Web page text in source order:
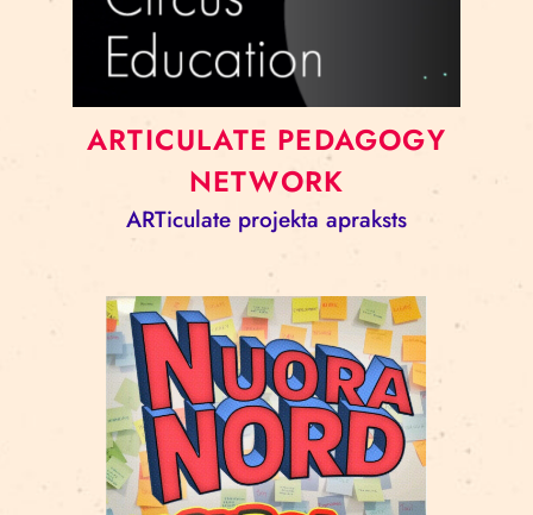
ARTICULATE PEDAGOGY
NETWORK
ARTiculate projekta apraksts